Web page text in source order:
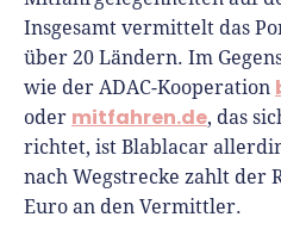
Insgesamt vermittelt das
über 20 Ländern. Im
wie der ADAC-Kooperation
oder mitfahren.de, das
richtet, ist Blablacar
nach Wegstrecke zahlt der
Euro an den Vermittler.